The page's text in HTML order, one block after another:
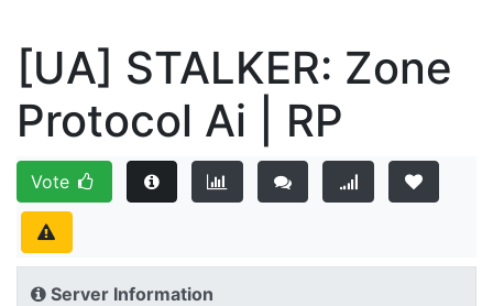
[UA] STALKER: Zone
Protocol Ai | RP
Vote
Server Information